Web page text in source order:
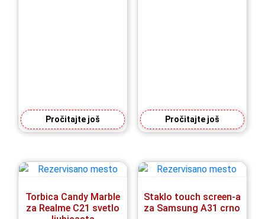
Pročitajte još Pročitajte još
Torbica Candy Marble
za Realme C21 svetlo
Staklo touch screen-a
za Samsung A31 crno